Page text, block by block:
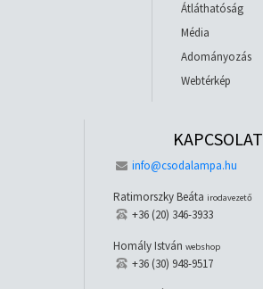
Átláthatóság
Média
Adományozás
Webtérkép
KAPCSOLAT
info@csodalampa.hu
Ratimorszky Beáta irodavezető
+36 (20) 346-3933
Homály István webshop
+36 (30) 948-9517